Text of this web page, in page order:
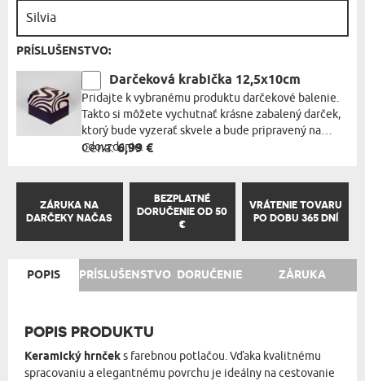
PRÍSLUŠENSTVO:
Darčeková krabička 12,5x10cm
Pridajte k vybranému produktu darčekové balenie.
Takto si môžete vychutnať krásne zabalený darček,
ktorý bude vyzerať skvele a bude pripravený na
odovzdanie.
Cena:6,99 €
ZÁRUKA NA
DARČEKY NAČAS
BEZPLATNÉ
DORUČENIE OD 50
€
VRÁTENIE TOVARU
PO DOBU 365 DNÍ
POPIS PRÍSLUŠENSTVO DORUČENIE ZÁRUKA
POPIS PRODUKTU
Keramický hrnčeks farebnou potlačou. Vďaka kvalitnému
spracovaniu a elegantnému povrchu je ideálny na cestovanie